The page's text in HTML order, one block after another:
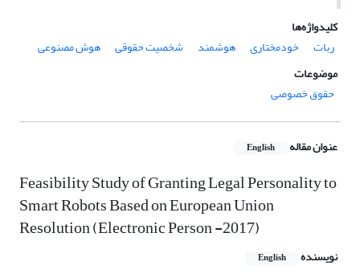
کلیدواژه‌ها
ربات
خودمختاری هوشمند شخصیت حقوقی
هوش مصنوعی
موضوعات
حقوق خصوصی
عنوان مقاله English
Feasibility Study of Granting Legal Personality to
Smart Robots Based on European Union
Resolution (Electronic Person -2017)
نویسنده English